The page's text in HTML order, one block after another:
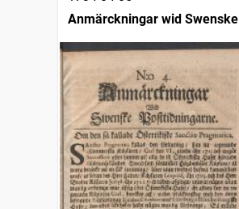
Anmärckningar wid Swenske